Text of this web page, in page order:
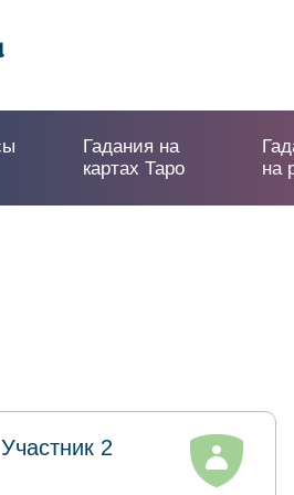
Гадания на
картах Таро
на
Участник 2